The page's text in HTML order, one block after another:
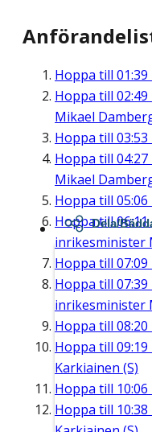
Hoppa till 01:39
Hoppa till 02:49
Mikael
Hoppa till 03:53
Hoppa till 04:27
Mikael
Hoppa till 05:06
Hoppa till06:11
inrikesminister
Hoppa till 07:09
Hoppa till 07:39
inrikesminister
Hoppa till 08:20
Hoppa till 09:19
Karkiainen (S)
Hoppa till 10:06
Hoppa till 10:38
Dela/